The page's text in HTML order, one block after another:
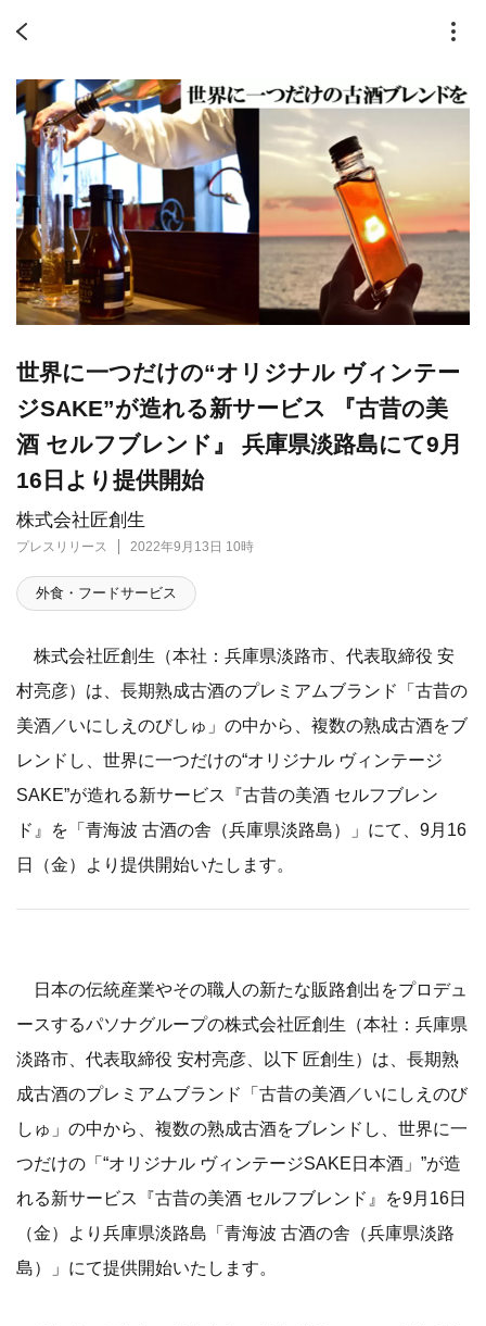
株式会社匠創生
プレスリリース 2022年9月13日 10時
世界に一つだけの“オリジナル ヴィンテー
ジSAKE”が造れる新サービス 『古昔の美
酒 セルフブレンド』 兵庫県淡路島にて9月
16日より提供開始
外食・フードサービス
株式会社匠創生（本社：兵庫県淡路市、代表取締役 安
村亮彦）は、長期熟成古酒のプレミアムブランド「古昔の
美酒／いにしえのびしゅ」の中から、複数の熟成古酒をブ
レンドし、世界に一つだけの“オリジナル ヴィンテージ
SAKE”が造れる新サービス『古昔の美酒 セルフブレン
ド』を「青海波 古酒の舎（兵庫県淡路島）」にて、9月16
日（金）より提供開始いたします。
日本の伝統産業やその職人の新たな販路創出をプロデュ
ースするパソナグループの株式会社匠創生（本社：兵庫県
淡路市、代表取締役 安村亮彦、以下 匠創生）は、長期熟
成古酒のプレミアムブランド「古昔の美酒／いにしえのび
しゅ」の中から、複数の熟成古酒をブレンドし、世界に一
つだけの「“オリジナル ヴィンテージSAKE日本酒」”が造
れる新サービス『古昔の美酒 セルフブレンド』を9月16日
（金）より兵庫県淡路島「青海波 古酒の舎（兵庫県淡路
島）」にて提供開始いたします。